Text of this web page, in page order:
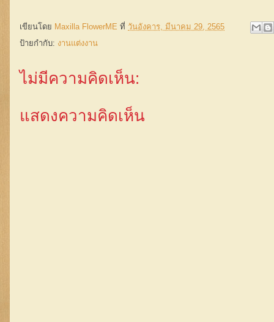
เขียนโดย Maxilla FlowerME ที่ วันอังคาร, มีนาคม 29, 2565
ป้ายกำกับ: งานแต่งงาน
ไม่มีความคิดเห็น:
แสดงความคิดเห็น